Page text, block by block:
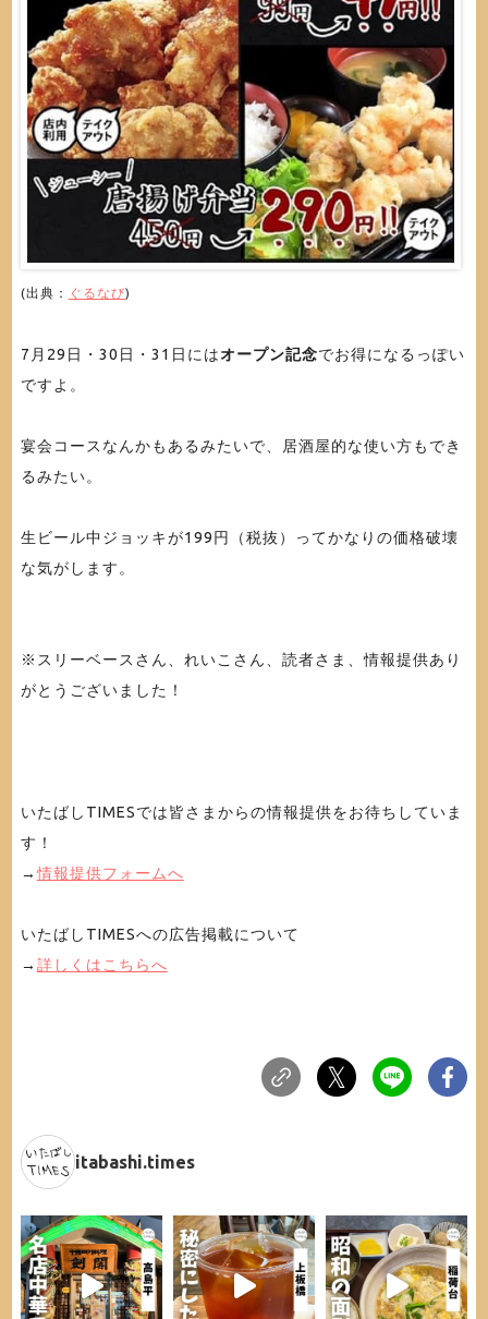
(出典： ぐるなび)
7月29日・30日・31日にはオープン記念でお得になるっぽい
ですよ。
宴会コースなんかもあるみたいで、居酒屋的な使い方もでき
るみたい。
生ビール中ジョッキが199円（税抜）ってかなりの価格破壊
な気がします。
※スリーベースさん、れいこさん、読者さま、情報提供あり
がとうございました！
いたばしTIMESでは皆さまからの情報提供をお待ちしていま
す！
→情報提供フォームへ
いたばしTIMESへの広告掲載について
→ 詳しくはこちらへ
itabashi.times